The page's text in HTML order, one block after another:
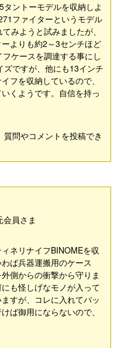
ントーモデルを収納しよ
ファイターというモデル
みようと試みましたが、
よりも約2～3センチほど
ケースを調達する事にし
ですが、他にも13インチ
フを収納しているので、
くようです。自信を持っ
質問やコメントを投稿でき
会員さま
ネリナイフBINOMEを収
ば兵器運搬用のケース
側からの衝撃から守りま
も怪しげなモノが入って
すが、コレに入れてバッ
ば御用にならないので、